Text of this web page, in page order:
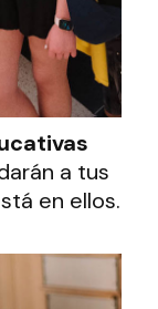
a tus
en ellos.